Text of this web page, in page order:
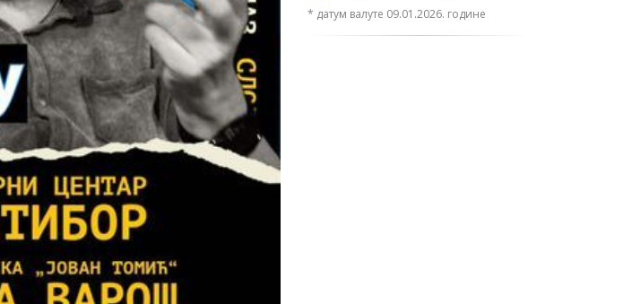
* датум валуте 09.01.2026. године